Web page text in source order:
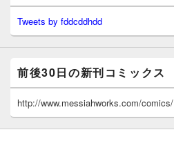
Tweets by fddcddhdd
前後30日の新刊コミックス
http://www.messiahworks.com/comics/